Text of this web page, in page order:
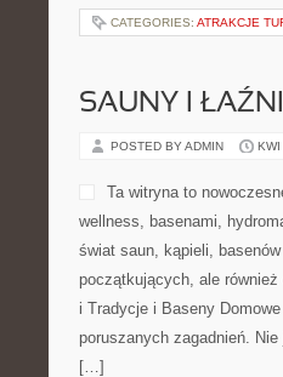
CATEGORIES: ATRAKCJE
SAUNY I
POSTED BY ADMIN
Ta witryna to
wellness, basenami,
świat saun, kąpieli,
początkujących, ale również
i Tradycje i Baseny
poruszanych zagadnień.
[…]